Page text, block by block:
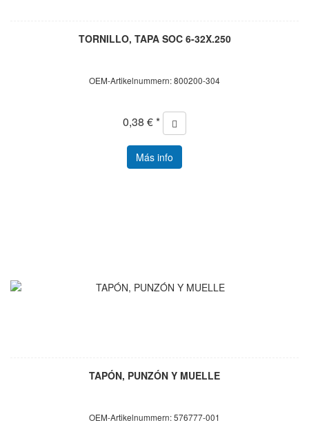
TORNILLO, TAPA SOC 6-32X.250
OEM-Artikelnummern: 800200-304
0,38 € *
Más info
TAPÓN, PUNZÓN Y MUELLE
OEM-Artikelnummern: 576777-001